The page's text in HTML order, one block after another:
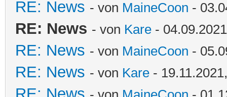
RE: News - von MaineCoon -
RE: News - von Kare -
RE: News - von MaineCoon -
RE: News - von Kare -